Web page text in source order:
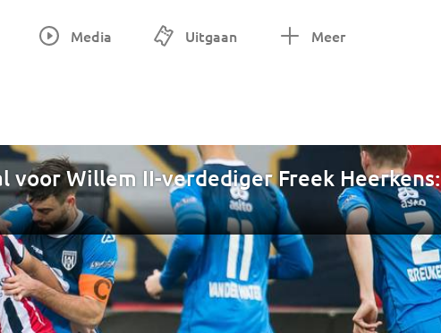
Media Uitgaan Meer
voor Willem II-verdediger Freek Heerkens: